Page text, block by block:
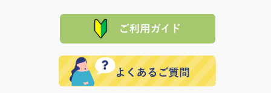
れの生産メーカーからお客様の元へ直送いたしますの
で、 それぞれ個別に送料が必要になります。
品代金を返金いたします。）
その際は誠に申し訳ありませんが、当協会までご注文
願いいたします。
た場合、お客様からの ご入金を確認した後で、商品を
※「クレジットカード」「PayPay」「楽天ペイ」を指
定された場合は、準備出来次第の便にてお送りいたし
ます。 （到着日指定をされている場合は、ご指定の日